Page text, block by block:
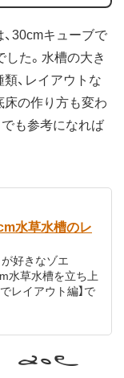
30cmキューブで
した。水槽の大き
、レイアウトな
床の作り方も変わ
も参考になれば
水草水槽のレ
好きなゾエ
水草水槽を立ち上
レイアウト編】で